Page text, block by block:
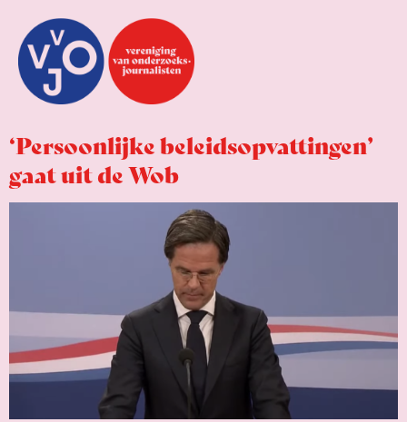
‘Persoonlijke beleidsopvattingen’
gaat uit de Wob